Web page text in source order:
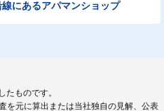
にあるアパマンショップ
ものです。
を元に算出または当社独自の見解、公表